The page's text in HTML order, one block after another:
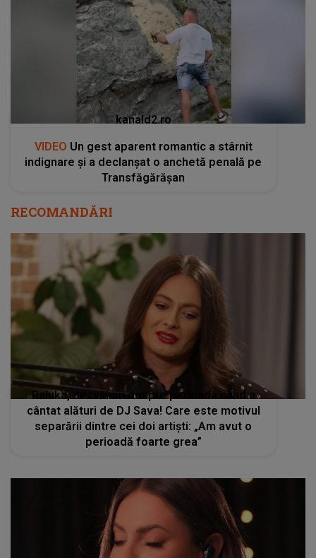
kanald2.ro
VIDEO Un gest aparent romantic a stârnit
indignare și a declanșat o anchetă penală pe
Transfăgărășan
RECOMANDĂRI
Raluka, dezvăluiri despre perioada când a
cântat alături de DJ Sava! Care este motivul
separării dintre cei doi artiști: „Am avut o
perioadă foarte grea”